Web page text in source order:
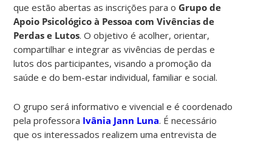
que estão abertas as inscrições para o Grupo de
Apoio Psicológico à Pessoa com Vivências de
Perdas e Lutos. O objetivo é acolher, orientar,
compartilhar e integrar as vivências de perdas e
lutos dos participantes, visando a promoção da
saúde e do bem-estar individual, familiar e social.
O grupo será informativo e vivencial e é coordenado
pela professora Ivânia Jann Luna. É necessário
que os interessados realizem uma entrevista de